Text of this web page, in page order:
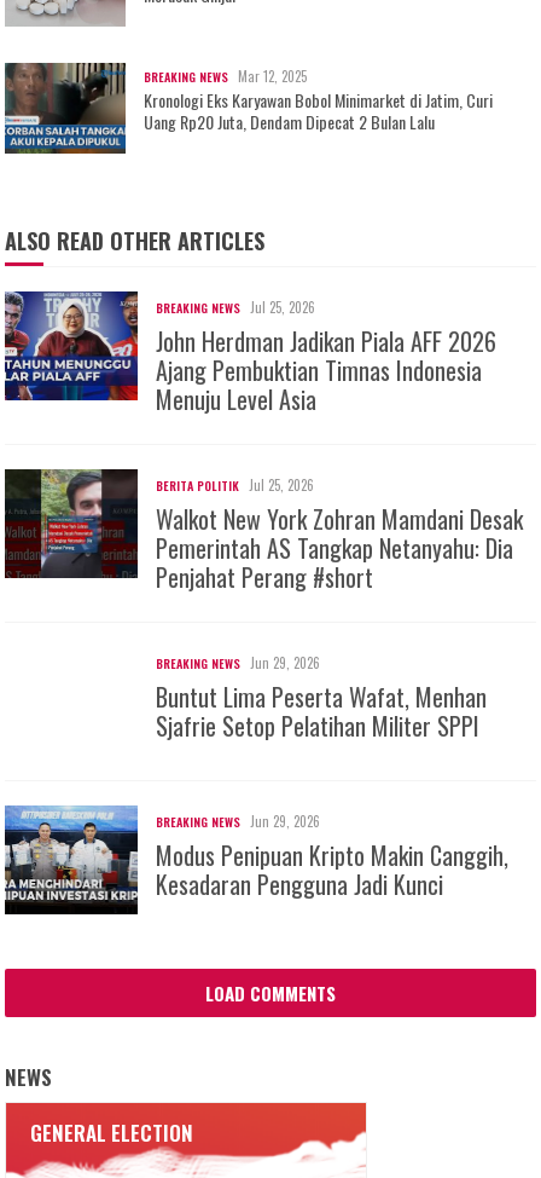
BREAKING NEWS Mar 12, 2025
Kronologi Eks Karyawan Bobol Minimarket di Jatim, Curi
Uang Rp20 Juta, Dendam Dipecat 2 Bulan Lalu
ALSO READ OTHER ARTICLES
BREAKING NEWS Jul 25, 2026
John Herdman Jadikan Piala AFF 2026
Ajang Pembuktian Timnas Indonesia
Menuju Level Asia
BERITA POLITIK Jul 25, 2026
Walkot New York Zohran Mamdani Desak
Pemerintah AS Tangkap Netanyahu: Dia
Penjahat Perang #short
BREAKING NEWS Jun 29, 2026
Buntut Lima Peserta Wafat, Menhan
Sjafrie Setop Pelatihan Militer SPPI
BREAKING NEWS Jun 29, 2026
Modus Penipuan Kripto Makin Canggih,
Kesadaran Pengguna Jadi Kunci
LOAD COMMENTS
NEWS
GENERAL ELECTION